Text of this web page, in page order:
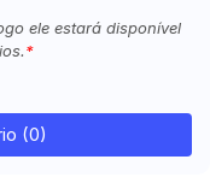
ele estará disponível
(0)